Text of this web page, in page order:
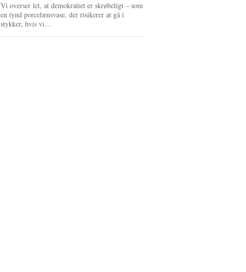
Vi overser let, at demokratiet er skrøbeligt – som
en tynd porcelænsvase, der risikerer at gå i
stykker, hvis vi…